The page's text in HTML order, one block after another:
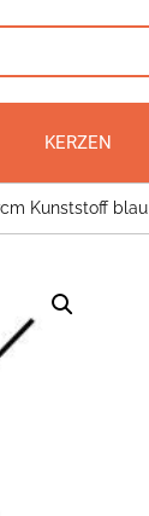
KERZEN
Kunststoff blau